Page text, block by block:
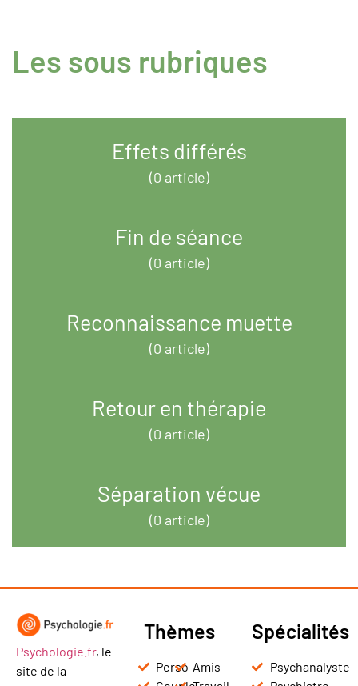
Les sous rubriques
Effets différés
(0 article)
Fin de séance
(0 article)
Reconnaissance muette
(0 article)
Retour en thérapie
(0 article)
Séparation vécue
(0 article)
Psychologie.fr, le
site de la
Thèmes
Perso Amis
Spécialités
Psychanalyste